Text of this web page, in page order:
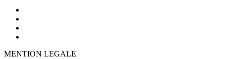
MENTION LEGALE